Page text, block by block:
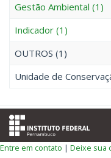
Gestão Ambiental (1)
Indicador (1)
OUTROS (1)
Unidade de
Entre em contato | Deixe sua